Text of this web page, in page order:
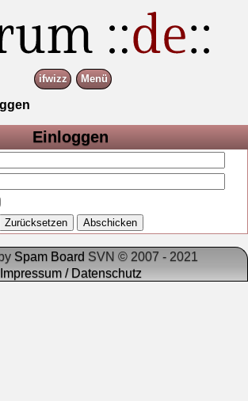
ifwizz Menü
Einloggen
Spam Board SVN © 2007 - 2021
Impressum / Datenschutz